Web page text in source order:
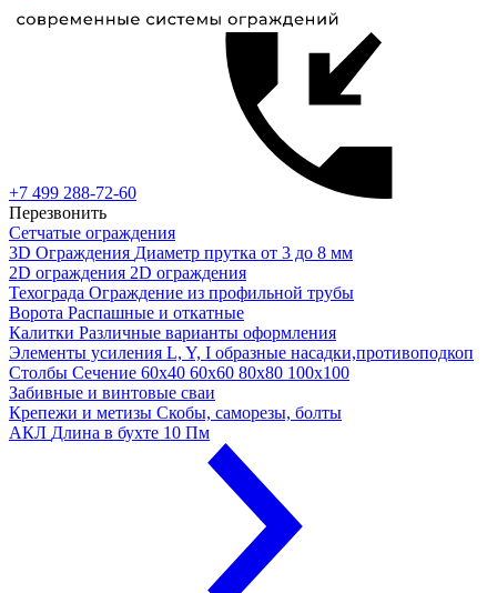
+7 499 288-72-60
Перезвонить
Сетчатые ограждения
3D Ограждения Диаметр прутка от 3 до 8 мм
2D ограждения 2D ограждения
Техограда Ограждение из профильной трубы
Ворота Распашные и откатные
Калитки Различные варианты оформления
Элементы усиления L, Y, I образные насадки,противоподкоп
Столбы Сечение 60х40 60х60 80х80 100х100
Забивные и винтовые сваи
Крепежи и метизы Скобы, саморезы, болты
АКЛ Длина в бухте 10 Пм